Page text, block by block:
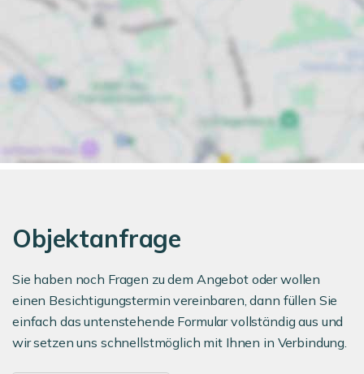
Objektanfrage
Sie haben noch Fragen zu dem Angebot oder wollen
einen Besichtigungstermin vereinbaren, dann füllen Sie
einfach das untenstehende Formular vollständig aus und
wir setzen uns schnellstmöglich mit Ihnen in Verbindung.